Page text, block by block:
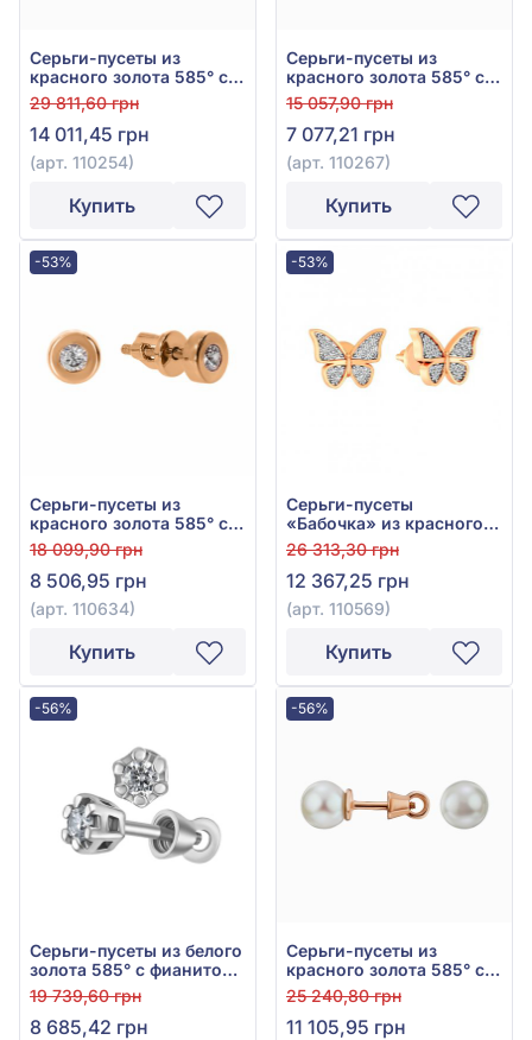
Серьги-пусеты из
красного золота 585° с
фианитом, арт. 110254
29 811,60 грн
14 011,45 грн
(арт. 110254)
Купить
Серьги-пусеты из
красного золота 585° с
фианитом, арт. 110267
15 057,90 грн
7 077,21 грн
(арт. 110267)
Купить
-53%
Серьги-пусеты из
красного золота 585° с
фианитом, арт. 110634
18 099,90 грн
8 506,95 грн
(арт. 110634)
Купить
-53%
Серьги-пусеты
«Бабочка» из красного
золота 585° с фианитом,
арт. 110569
26 313,30 грн
12 367,25 грн
(арт. 110569)
Купить
-56%
Серьги-пусеты из белого
золота 585° с фианитом,
арт. 520275В
19 739,60 грн
8 685,42 грн
-56%
Серьги-пусеты из
красного золота 585° с
жемчугом, арт. 520306
25 240,80 грн
11 105,95 грн